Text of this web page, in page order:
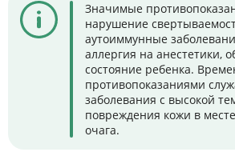
Значимые
нарушение
аутоиммунные
аллергия на анестетики,
состояние ребенка.
противопоказаниями
заболевания с высокой
повреждения кожи в
очага.